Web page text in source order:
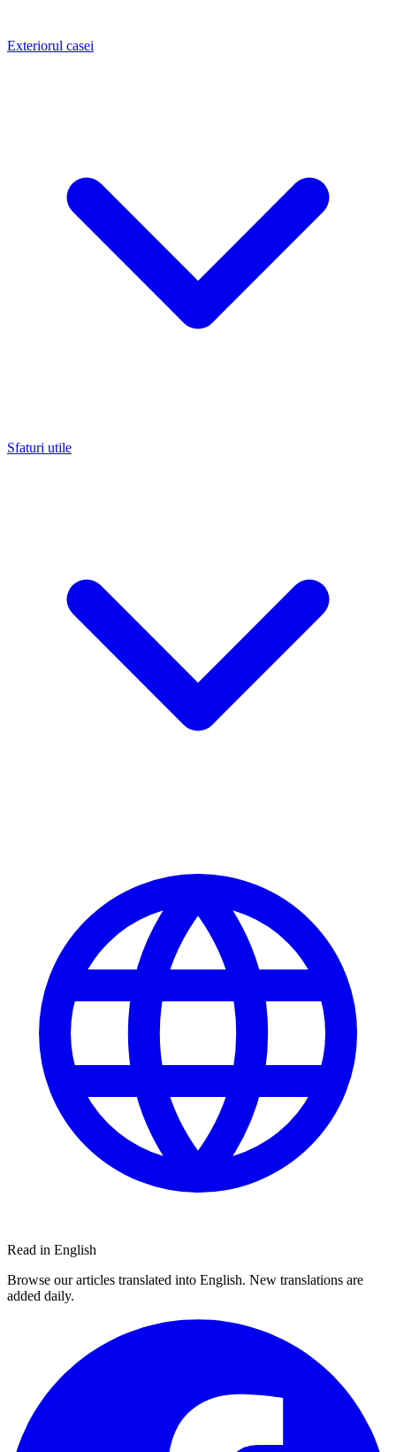
Exteriorul casei
Sfaturi utile
Read in English
Browse our articles translated into English. New translations are
added daily.